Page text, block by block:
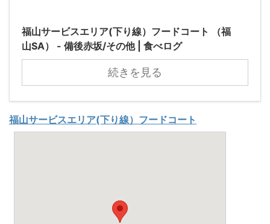
福山サービスエリア(下り線）フードコート （福
山SA） - 備後赤坂/その他 | 食べログ
続きを見る
福山サービスエリア(下り線）フードコート